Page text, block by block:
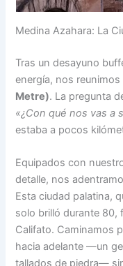
Medina Azahara: La
Tras un desayuno
energía, nos
Metre). La pregunta
«¿Con qué nos vas a
estaba a pocos
Equipados con
detalle, nos
Esta ciudad palatina,
solo brilló durante 80,
Califato. Caminamos
hacia adelante —un
tallados de piedra—